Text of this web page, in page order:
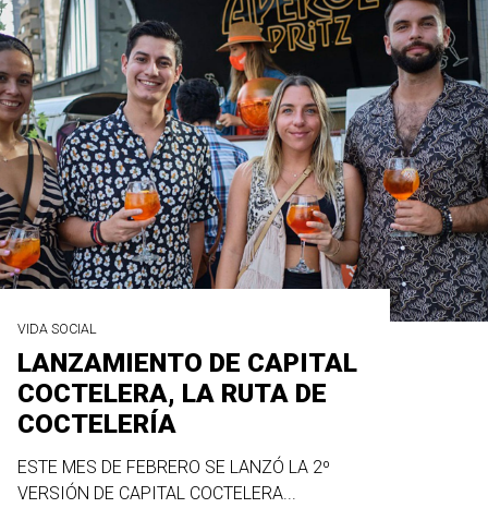
VIDA SOCIAL
LANZAMIENTO DE CAPITAL
COCTELERA, LA RUTA DE
COCTELERÍA
ESTE MES DE FEBRERO SE LANZÓ LA 2º
VERSIÓN DE CAPITAL COCTELERA...